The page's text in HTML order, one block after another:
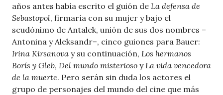
años antes había escrito el guión de La defensa de
Sebastopol, firmaría con su mujer y bajo el
seudónimo de Antalek, unión de sus dos nombres –
Antonina y Aleksandr–, cinco guiones para Bauer:
Irina Kirsanova y su continuación, Los hermanos
Borís y Gleb, Del mundo misterioso yLa vida vencedora
de la muerte. Pero serán sin duda los actores el
grupo de personajes del mundo del cine que más